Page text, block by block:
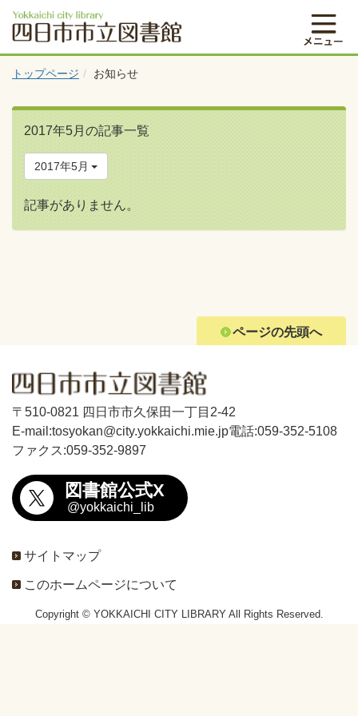
トップページ お知らせ
2017年5月の記事一覧
2017年5月
記事がありません。
ページの先頭へ
〒510-0821 四日市市久保田一丁目2-42
E-mail:tosyokan@city.yokkaichi.mie.jp電話:059-352-5108
ファクス:059-352-9897
図書館公式X
@yokkaichi_lib
サイトマップ
このホームページについて
Copyright © YOKKAICHI CITY LIBRARY All Rights Reserved.